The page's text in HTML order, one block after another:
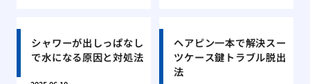
シャワーが出しっぱなし
で水になる原因と対処法
ヘアピン一本で解決スー
ツケース鍵トラブル脱出
法